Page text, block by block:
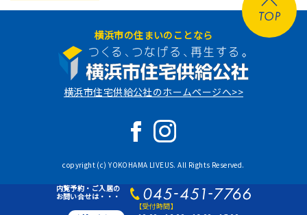
内覧予約・ご入居の
お問い合せは・・・
【受付時間】
横浜市の住まいのことなら
横浜市住宅供給公社のホームページへ>>
copyright (c) YOKOHAMA LIVEUS. All Rights Reserved.